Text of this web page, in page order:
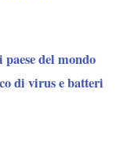
del mondo
di virus e batteri